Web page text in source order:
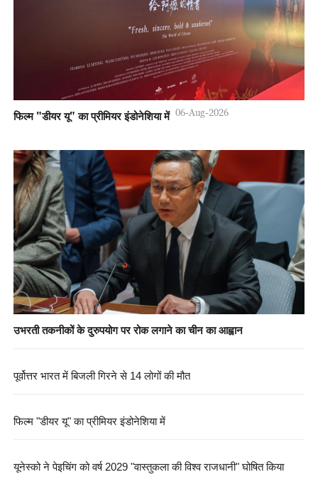
फिल्म "डीयर यू" का प्रीमियर इंडोनेशिया में 06-Aug-2026
उभरती तकनीकों के दुरुपयोग पर रोक लगाने का चीन का आह्वान
पूर्वोत्तर भारत में बिजली गिरने से 14 लोगों की मौत
फिल्म "डीयर यू" का प्रीमियर इंडोनेशिया में
यूनेस्को ने पेइचिंग को वर्ष 2029 "वास्तुकला की विश्व राजधानी" घोषित किया